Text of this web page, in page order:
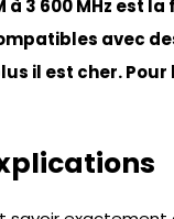
à 3 600 MHz est
avec
il est cher.